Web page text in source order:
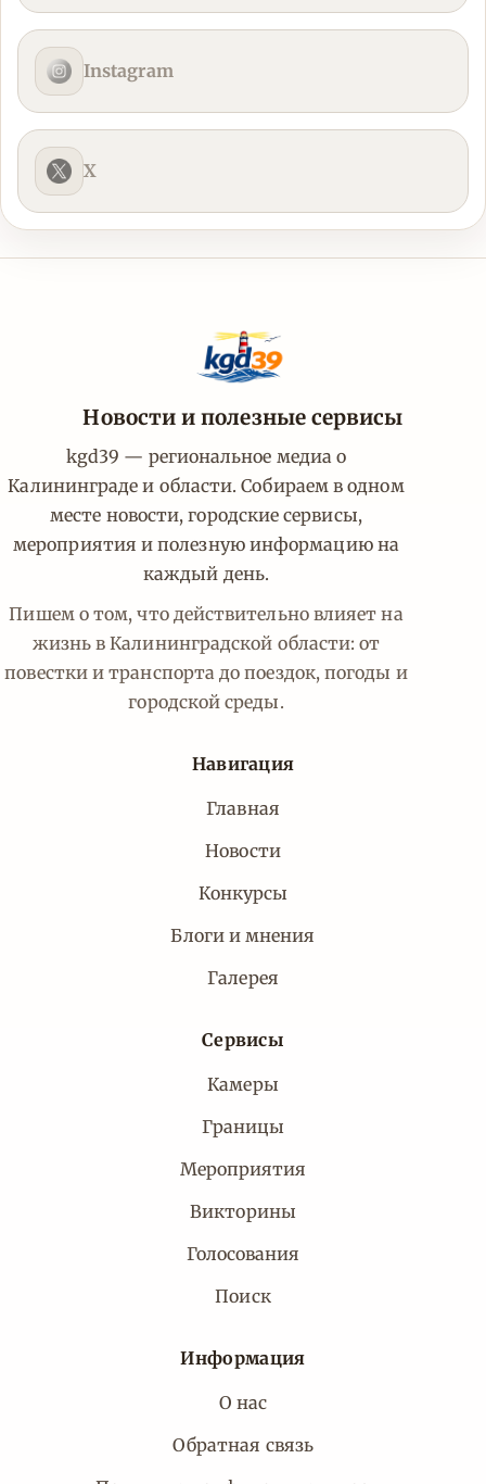
Instagram
X
Новости и полезные сервисы
kgd39 — региональное медиа о
Калининграде и области. Собираем в одном
месте новости, городские сервисы,
мероприятия и полезную информацию на
каждый день.
Пишем о том, что действительно влияет на
жизнь в Калининградской области: от
повестки и транспорта до поездок, погоды и
городской среды.
Навигация
Главная
Новости
Конкурсы
Блоги и мнения
Галерея
Сервисы
Камеры
Границы
Мероприятия
Викторины
Голосования
Поиск
Информация
О нас
Обратная связь